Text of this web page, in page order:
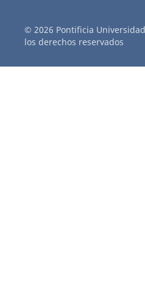
© 2026 Pontificia
los derechos reservados